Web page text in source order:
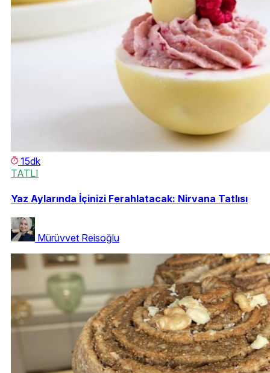
15dk
TATLI
Yaz Aylarında İçinizi Ferahlatacak: Nirvana Tatlısı
Mürüvvet Reisoğlu